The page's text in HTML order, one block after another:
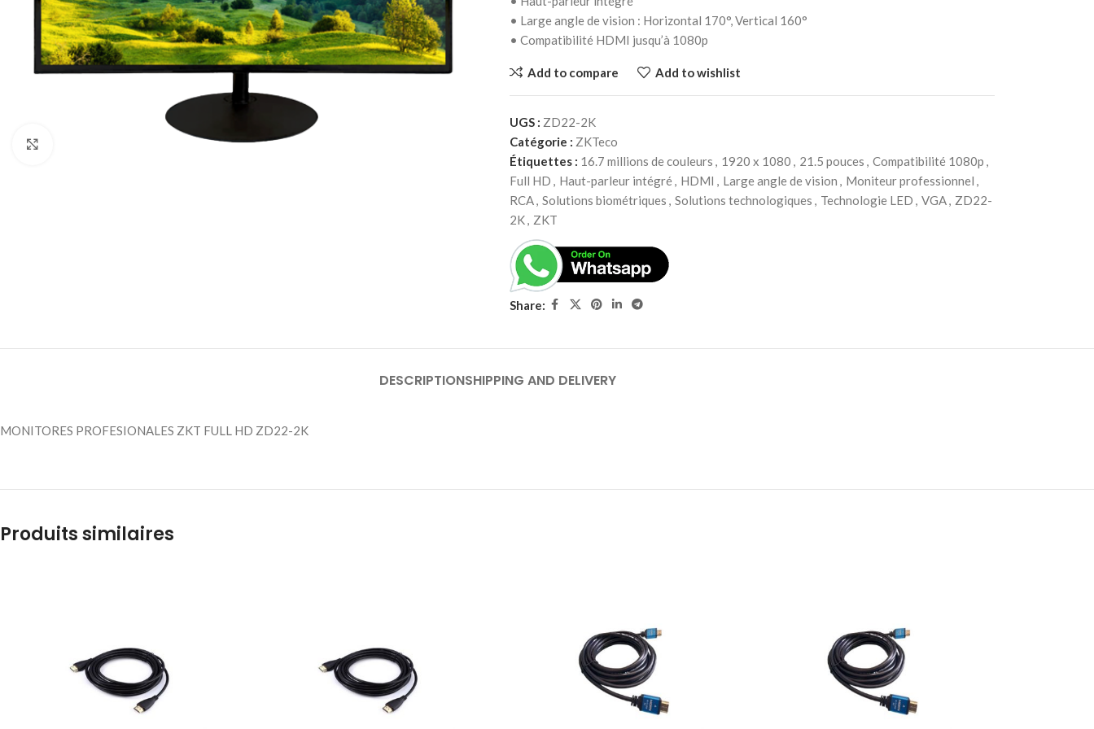
• Large angle de vision : Horizontal 170°, Vertical 160°
• Compatibilité HDMI jusqu’à 1080p
Add to compare Add to wishlist
UGS : ZD22-2K
Catégorie : ZKTeco
Étiquettes : 16.7 millions de couleurs , 1920 x 1080 , 21.5 pouces , Compatibilité 1080p ,
Full HD , Haut-parleur intégré , HDMI , Large angle de vision , Moniteur professionnel ,
RCA, Solutions biométriques , Solutions technologiques , Technologie LED , VGA, ZD22-
2K, ZKT
Share:
DESCRIPTIONSHIPPING AND DELIVERY
MONITORES PROFESIONALES ZKT FULL HD ZD22-2K
Produits similaires